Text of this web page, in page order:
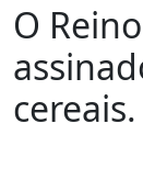
O
cereais.